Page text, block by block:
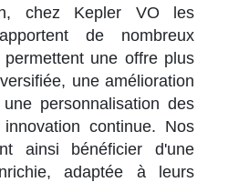
chez Kepler VO les
de nombreux
une offre plus
une amélioration
personnalisation des
continue. Nos
ainsi bénéficier d'une
adaptée à leurs